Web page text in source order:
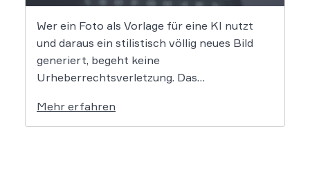
Wer ein Foto als Vorlage für eine KI nutzt
und daraus ein stilistisch völlig neues Bild
generiert, begeht keine
Urheberrechtsverletzung. Das
dass bloße Bildmotive nicht geschützt sind
und eine KI-gestützte Umgestaltung zulässig
Mehr erfahren